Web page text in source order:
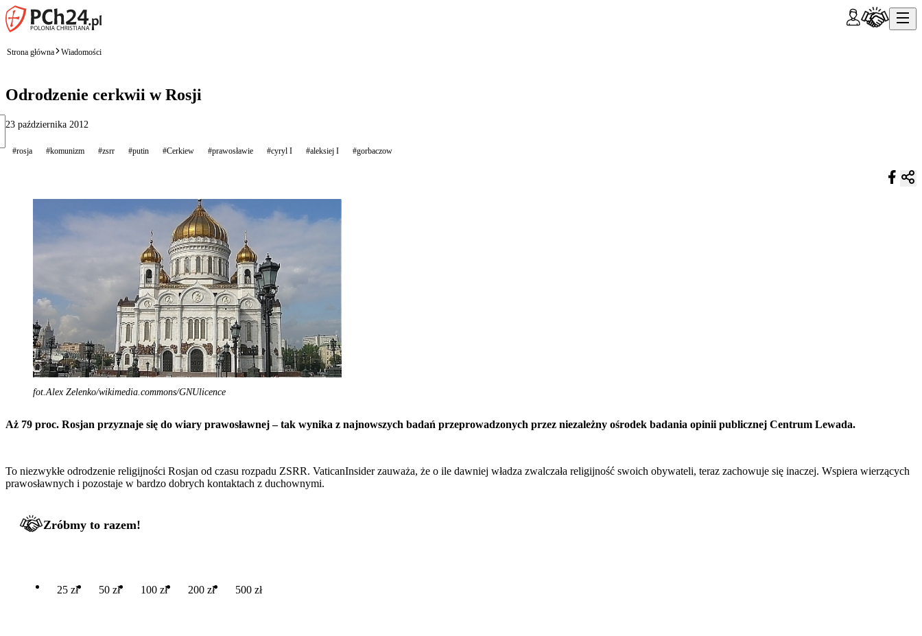
Strona główna Wiadomości
Odrodzenie cerkwii w Rosji
23 października 2012
#rosja #komunizm #zsrr #putin #Cerkiew #prawosławie #cyryl I #aleksiej I #gorbaczow
fot.Alex Zelenko/wikimedia.commons/GNUlicence
Aż 79 proc. Rosjan przyznaje się do wiary prawosławnej – tak wynika z najnowszych badań przeprowadzonych przez niezależny ośrodek badania opinii publicznej Centrum Lewada.
To niezwykłe odrodzenie religijności Rosjan od czasu rozpadu ZSRR. VaticanInsider zauważa, że o ile dawniej władza zwalczała religijność swoich obywateli, teraz zachowuje się inaczej. Wspiera wierzących
prawosławnych i pozostaje w bardzo dobrych kontaktach z duchownymi.
Zróbmy to razem!
25 zł 50 zł 100 zł 200 zł 500 zł